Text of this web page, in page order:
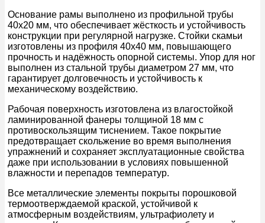
Основание рамы выполнено из профильной трубы
40х20 мм, что обеспечивает жёсткость и устойчивость
конструкции при регулярной нагрузке. Стойки скамьи
изготовлены из профиля 40х40 мм, повышающего
прочность и надёжность опорной системы. Упор для ног
выполнен из стальной трубы диаметром 27 мм, что
гарантирует долговечность и устойчивость к
механическому воздействию.
Рабочая поверхность изготовлена из влагостойкой
ламинированной фанеры толщиной 18 мм с
противоскользящим тиснением. Такое покрытие
предотвращает скольжение во время выполнения
упражнений и сохраняет эксплуатационные свойства
даже при использовании в условиях повышенной
влажности и перепадов температур.
Все металлические элементы покрыты порошковой
термоотверждаемой краской, устойчивой к
атмосферным воздействиям, ультрафиолету и